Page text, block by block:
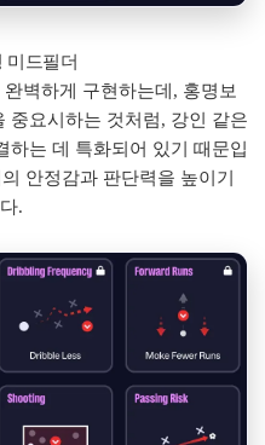
미드필더
벽하게 구현하는데, 홍명보
중요시하는 것처럼, 강인 같은
하는 데 특화되어 있기 때문입
안정감과 판단력을 높이기
.